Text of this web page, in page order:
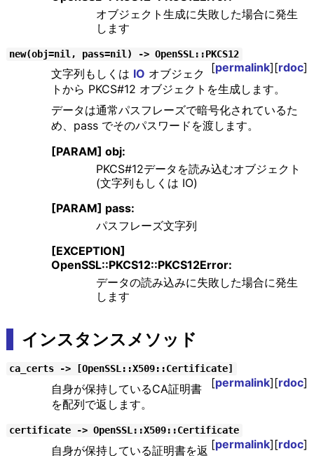
オブジェクト生成に失敗した場合に発生
します
new(obj=nil, pass=nil) -> OpenSSL::PKCS12
[permalink][rdoc]
文字列もしくは IO オブジェク
トから PKCS#12 オブジェクトを生成します。
データは通常パスフレーズで暗号化されているた
め、pass でそのパスワードを渡します。
[PARAM] obj:
PKCS#12データを読み込むオブジェクト
(文字列もしくは IO)
[PARAM] pass:
パスフレーズ文字列
[EXCEPTION]
OpenSSL::PKCS12::PKCS12Error:
データの読み込みに失敗した場合に発生
します
インスタンスメソッド
ca_certs -> [OpenSSL::X509::Certificate]
[permalink][rdoc]
自身が保持しているCA証明書
を配列で返します。
certificate -> OpenSSL::X509::Certificate
[permalink][rdoc]
自身が保持している証明書を返